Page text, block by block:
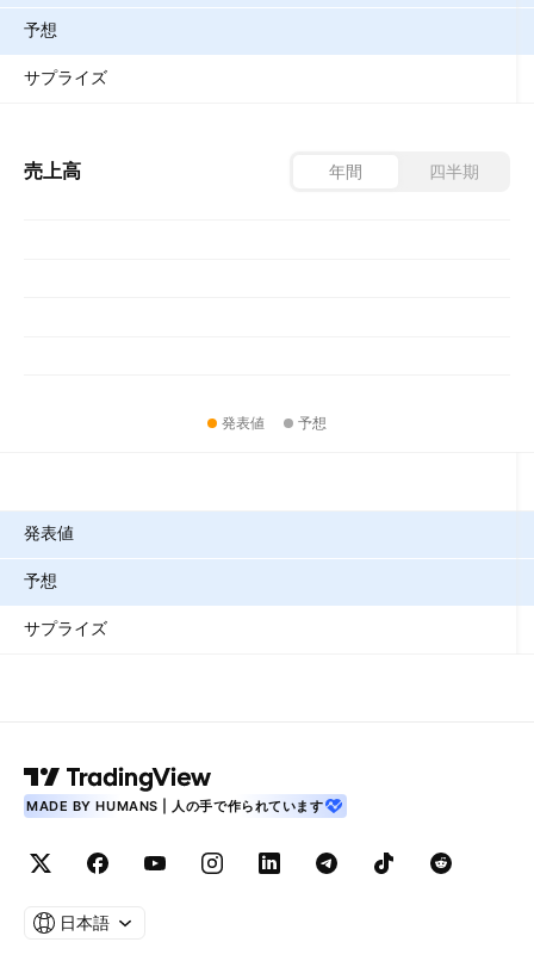
予想
サプライズ
売上高 年間 四半期
発表値 予想
発表値
予想
サプライズ
MADE BY HUMANS | 人の手で作られています
日本語